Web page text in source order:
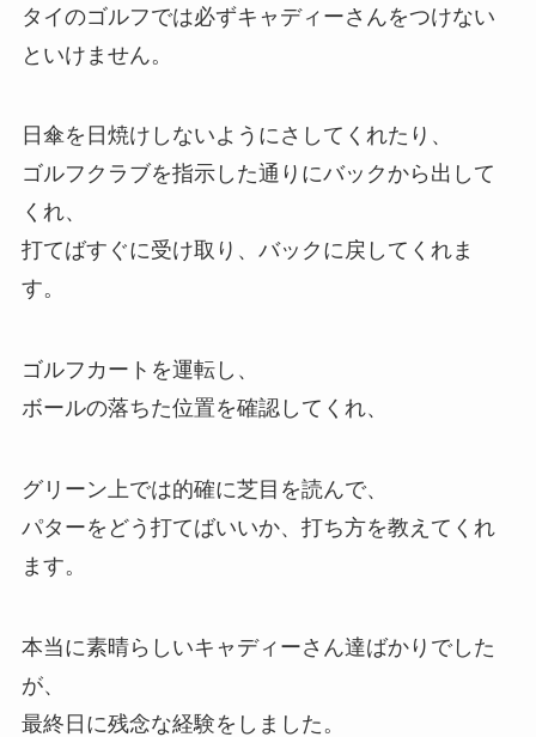
タイのゴルフでは必ずキャディーさんをつけない
といけません。
日傘を日焼けしないようにさしてくれたり、
ゴルフクラブを指示した通りにバックから出して
くれ、
打てばすぐに受け取り、バックに戻してくれま
す。
ゴルフカートを運転し、
ボールの落ちた位置を確認してくれ、
グリーン上では的確に芝目を読んで、
パターをどう打てばいいか、打ち方を教えてくれ
ます。
本当に素晴らしいキャディーさん達ばかりでした
が、
最終日に残念な経験をしました。